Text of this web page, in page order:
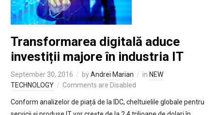
Transformarea digitală aduce
investiții majore în industria IT
September 30, 2016 byAndrei Marian in NEW
TECHNOLOGY
Comments are Disabled
Conform analizelor de piață de la IDC, cheltuielile globale pentru